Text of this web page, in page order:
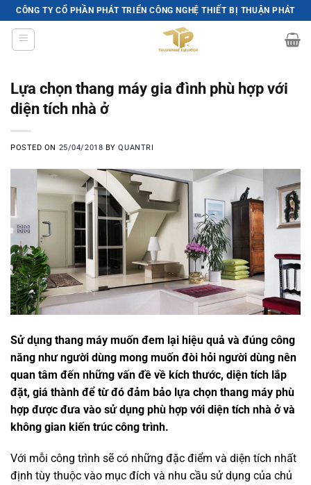
Skip
to
content
CÔNG TY CỔ PHẦN PHÁT TRIỂN CÔNG NGHỆ THIẾT BỊ THUẬN PHÁT
Lựa chọn thang máy gia đình phù hợp với
diện tích nhà ở
POSTED ON 25/04/2018 BYQUANTRI
Sử dụng thang máy muốn đem lại hiệu quả và đúng công
năng như người dùng mong muốn đòi hỏi người dùng nên
quan tâm đến những vấn đề về kích thước, diện tích lắp
đặt, giá thành để từ đó đảm bảo lựa chọn thang máy phù
hợp được đưa vào sử dụng phù hợp với diện tích nhà ở và
không gian kiến trúc công trình.
Với mỗi công trình sẽ có những đặc điểm và diện tích nhất
định tùy thuộc vào mục đích và nhu cầu sử dụng của chủ